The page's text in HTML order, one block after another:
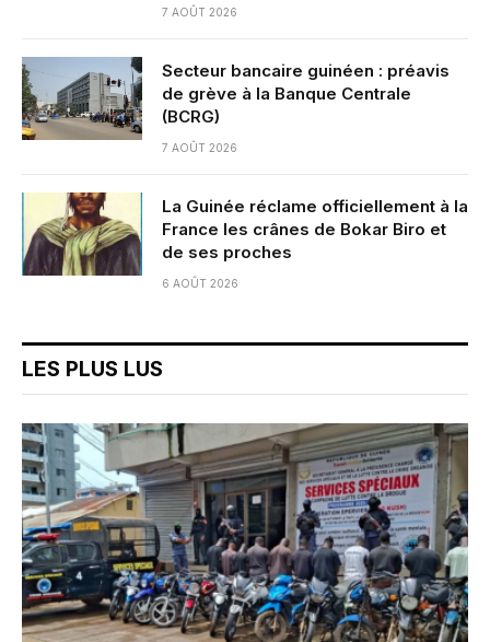
7 AOÛT 2026
Secteur bancaire guinéen : préavis
de grève à la Banque Centrale
(BCRG)
7 AOÛT 2026
La Guinée réclame officiellement à la
France les crânes de Bokar Biro et
de ses proches
6 AOÛT 2026
LES PLUS LUS